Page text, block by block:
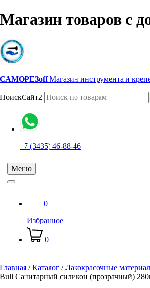
Магазин товаров с
САМОРЕЗoff Магазин инструмента и
ПоискСайт2
+7 (3435) 46-88-46
Меню
0
Избранное
0
Главная /Каталог /Лакокрасочные
Bull Санитарный силикон (прозрачный)